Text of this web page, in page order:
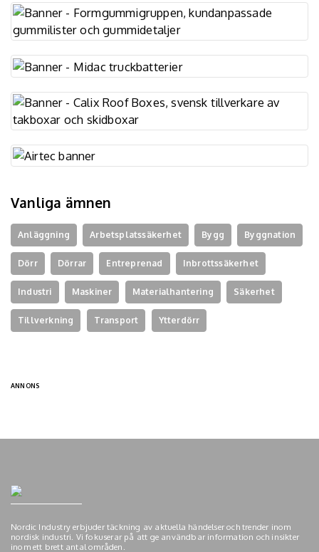
Vanliga ämnen
Anläggning Arbetsplatssäkerhet Bygg Byggnation
Dörr Dörrar Entreprenad Inbrottssäkerhet
Industri Maskiner Materialhantering Säkerhet
Tillverkning Transport Ytterdörr
ANNONS
Nordic Industry erbjuder täckning av aktuella händelser och trender inom
nordisk industri. Vi fokuserar på att ge användbar information och insikter
inom ett brett antal områden.